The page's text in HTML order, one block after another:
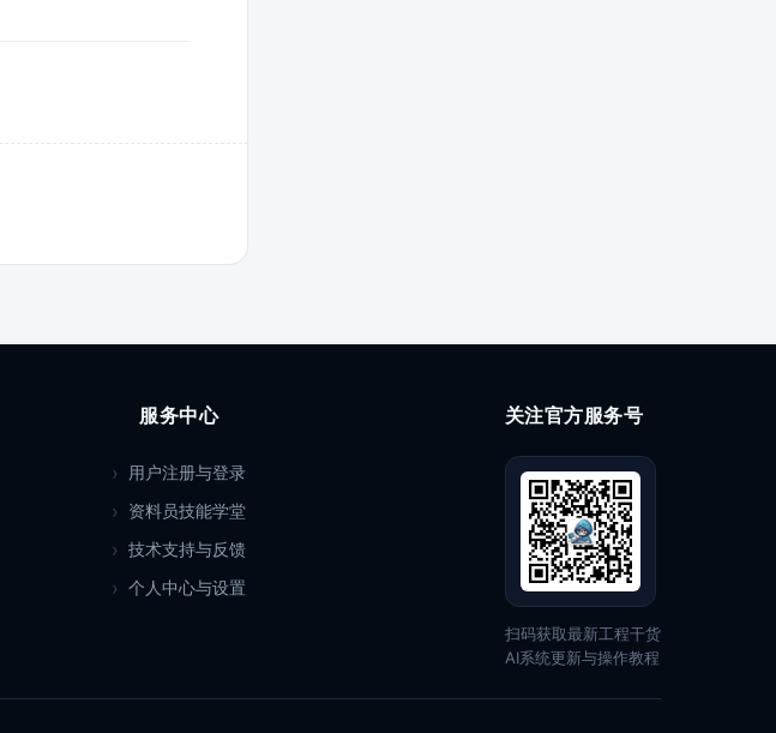
服务中心
用户注册与登录
资料员技能学堂
技术支持与反馈
个人中心与设置
关注官方服务号
扫码获取最新工程干货
AI系统更新与操作教程